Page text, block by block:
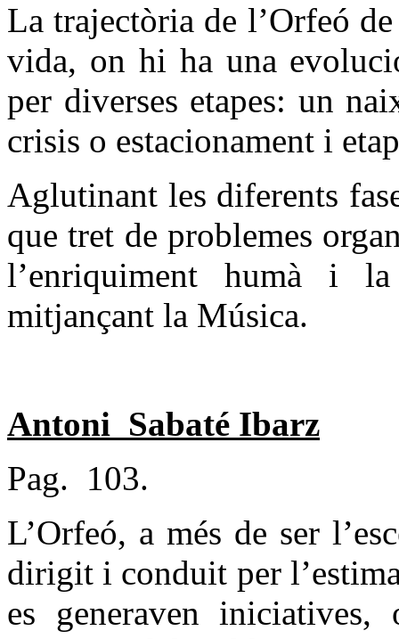
La trajectòria de l’Orfeó
vida, on hi ha una
per diverses etapes: un
crisis o estacionament i
Aglutinant les diferents
que tret de problemes
l’enriquiment humà i
mitjançant la Música.
Antoni Sabaté Ibarz
Pag. 103.
L’Orfeó, a més de ser
dirigit i conduit per
es generaven